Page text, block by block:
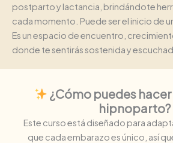
postparto y lactancia, brindándote
cada momento. Puede ser el inicio de
Es un espacio de encuentro,
donde te sentirás sostenida y
¿Cómo puedes
hipnoparto?
Este curso está diseñado para
que cada embarazo es único, así